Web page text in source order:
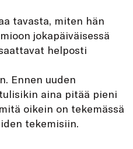
tavasta, miten hän
jokapäiväisessä
helposti
Ennen uuden
aina pitää pieni
oikein on tekemässä
tekemisiin.